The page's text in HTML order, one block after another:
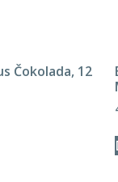
Čokolada, 12